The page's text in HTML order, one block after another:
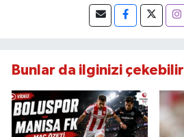
Bunlar da ilginizi çekebilir